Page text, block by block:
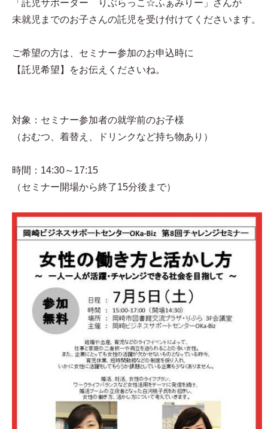
「託児サポーター りぶらっこ☆ふぁみりー」さんが
未就児までのお子さんの託児を受け付けてくださいます。
ご希望の方は、セミナー参加のお申込時に
【託児希望】をお伝えくださいね。
対象：セミナー参加者の就学前のお子様
（おむつ、着替え、ドリンクなど持ち物あり）
時間：14:30～17:15
（セミナー開場から終了15分後まで）